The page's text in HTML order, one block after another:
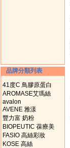
品牌分類列表
41度C 鳥膠原蛋白
AROMASE艾瑪絲
avalon
AVENE 雅漾
豐力富 奶粉
BIOPEUTIC 葆療美
FASIO 高絲彩妝
KOSE 高絲